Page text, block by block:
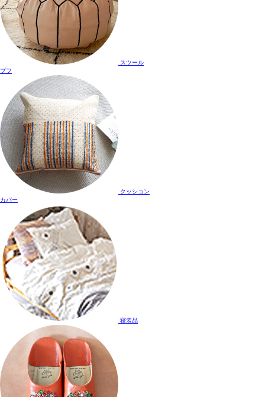
スツール
プフ
クッション
カバー
寝装品